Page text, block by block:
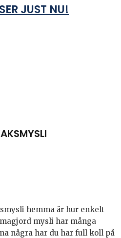
JUST NU!
hemma är hur enkelt
mysli har många
några har du har full koll på